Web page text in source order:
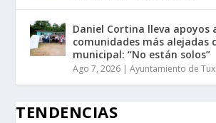
Daniel Cortina lleva apoyos
comunidades más alejadas
municipal: “No están solos”
Ago 7, 2026 |Ayuntamiento de
TENDENCIAS